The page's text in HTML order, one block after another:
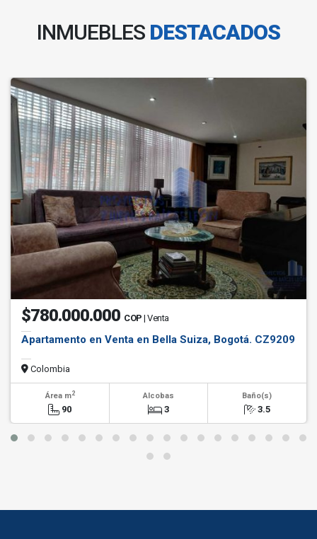
INMUEBLES DESTACADOS
$780.000.000 COP | Venta
Apartamento en Venta en Bella Suiza, Bogotá. CZ9209
Colombia
Área m2
90
Alcobas
3
Baño(s)
3.5